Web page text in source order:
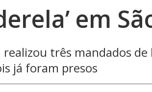
em
realizou três mandados
já foram presos